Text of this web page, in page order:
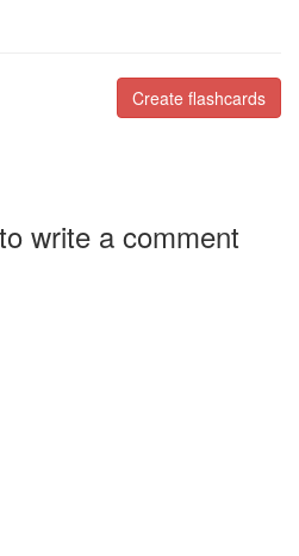
Create flashcards
write a comment